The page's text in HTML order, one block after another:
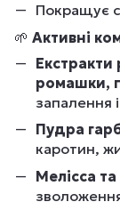
Покращує
🌱 Активні
ромашки,
запалення
Пудра
каротин,
Мелісса та